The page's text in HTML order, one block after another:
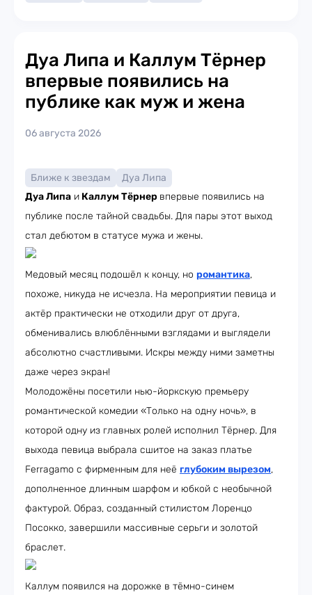
Дуа Липа и Каллум Тёрнер
впервые появились на
публике как муж и жена
06 августа 2026
Ближе к звездам
Дуа Липа
Дуа Липа и Каллум Тёрнер впервые появились на
публике после тайной свадьбы. Для пары этот выход
стал дебютом в статусе мужа и жены.
Медовый месяц подошёл к концу, но романтика,
похоже, никуда не исчезла. На мероприятии певица и
актёр практически не отходили друг от друга,
обменивались влюблёнными взглядами и выглядели
абсолютно счастливыми. Искры между ними заметны
даже через экран!
Молодожёны посетили нью-йоркскую премьеру
романтической комедии «Только на одну ночь», в
которой одну из главных ролей исполнил Тёрнер. Для
выхода певица выбрала сшитое на заказ платье
Ferragamo с фирменным для неё глубоким вырезом,
дополненное длинным шарфом и юбкой с необычной
фактурой. Образ, созданный стилистом Лоренцо
Посокко, завершили массивные серьги и золотой
браслет.
Каллум появился на дорожке в тёмно-синем